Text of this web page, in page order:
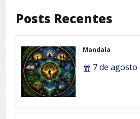
Posts Recentes
Mandala
7 de agosto